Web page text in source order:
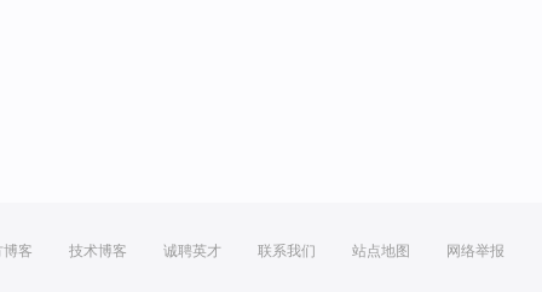
博客 技术博客 诚聘英才 联系我们 站点地图 网络举报